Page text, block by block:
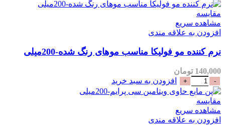
مقایسه
مشاهده سریع
افزودن به علاقه مندی
نرم کننده مو فولیکا مناسب موهای رنگ شده-200میلی
140,000 تومان
افزودن به سبد خرید
مقایسه
مشاهده سریع
افزودن به علاقه مندی